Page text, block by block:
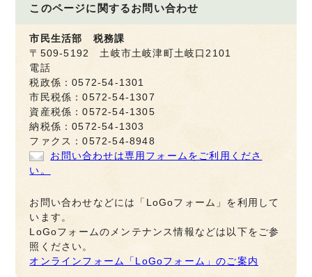
このページに関するお問い合わせ
市民生活部 税務課
〒509-5192 土岐市土岐津町土岐口2101
電話
税政係：0572-54-1301
市民税係：0572-54-1307
資産税係：0572-54-1305
納税係：0572-54-1303
ファクス：0572-54-8948
お問い合わせは専用フォームをご利用くださ
い。
お問い合わせなどには「LoGoフォーム」を利用して
います。
LoGoフォームのメンテナンス情報などは以下をご参
照ください。
オンラインフォーム「LoGoフォーム」のご案内